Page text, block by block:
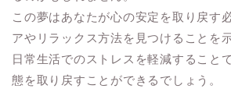
この夢はあなたが心の安定を取り戻す
アやリラックス方法を見つけることを
日常生活でのストレスを軽減すること
態を取り戻すことができるでしょう。